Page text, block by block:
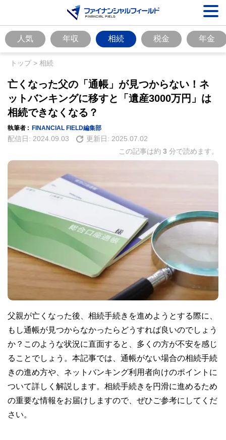
人気 年収 相続 税金 年金
トップ> 相続
亡くなった父の「通帳」が見つからない！ネ
ットバンキングに移すと「遺産3000万円」は
相続できなくなる？
執筆者 : FINANCIAL FIELD編集部
配信日: 2024.09.03 更新日: 2025.07.02
この記事は約 3 分で読めます。
父親が亡くなった後、相続手続きを進めようとする際に、
もし通帳が見つからなかったらどうすれば良いのでしょう
か？このような状況に直面すると、多くの方が不安を感じ
ることでしょう。本記事では、通帳がない場合の相続手続
きの進め方や、ネットバンキング利用者向けのポイントに
ついて詳しく解説します。相続手続きを円滑に進めるため
の重要な情報をお届けしますので、ぜひご参考にしてくだ
さい。